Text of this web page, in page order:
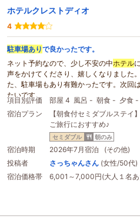
ホテルクレストディオ
4
駐車場ありで良かったです。
ネット予約なので、少し不安の中ホテル
声をかけてくださり、嬉しくなりました
た、駐車場もあり有難かったです。次回
たいです。
項目別評価 部屋 4 風呂 - 朝食 - 夕食 -
宿泊プラン
【朝食付セミダブルステ
ご旅行におすすめ♪
セミダブル 朝のみ
宿泊時期
2026年7月宿泊 (その他)
投稿者
さっちゃんさん (女性/50代)
宿泊価格帯
6,001～7,000円(大人１名